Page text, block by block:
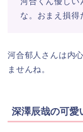
な。おまえ損得
河合郁人さんは内
ませんね。
深澤辰哉の可愛